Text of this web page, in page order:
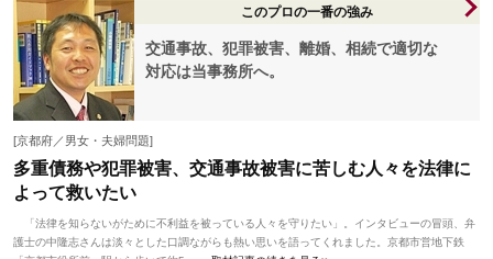
このプロの一番の強み
交通事故、犯罪被害、離婚、相続で適切な
対応は当事務所へ。
[京都府／男女・夫婦問題]
多重債務や犯罪被害、交通事故被害に苦しむ人々を法律に
よって救いたい
「法律を知らないがために不利益を被っている人々を守りたい」。インタビューの冒頭、弁
護士の中隆志さんは淡々とした口調ながらも熱い思いを語ってくれました。京都市営地下鉄